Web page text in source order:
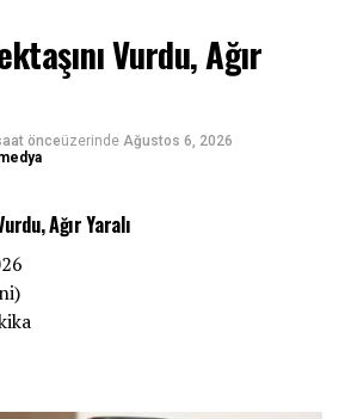
Vurdu, Ağır
önceüzerinde Ağustos 6, 2026
Ağır Yaralı